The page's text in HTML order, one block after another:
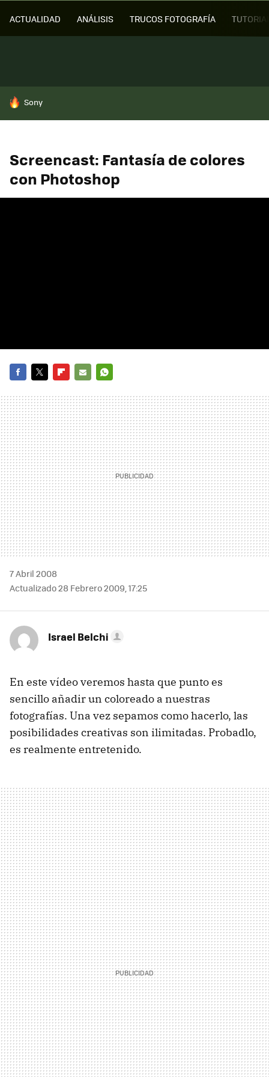
ACTUALIDAD ANÁLISIS TRUCOS FOTOGRAFÍA
HOY SE HABLA DE
Sony
Screencast: Fantasía de colores
con Photoshop
MAIL
7 Abril 2008
Actualizado 28 Febrero 2009, 17:25
Israel Belchi
En este vídeo veremos hasta que punto es
sencillo añadir un coloreado a nuestras
fotografías. Una vez sepamos como hacerlo, las
posibilidades creativas son ilimitadas. Probadlo,
es realmente entretenido.